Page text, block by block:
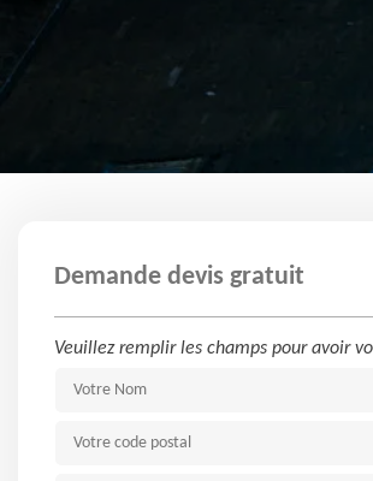
Demande devis gratuit
Veuillez remplir les champs pour avoir